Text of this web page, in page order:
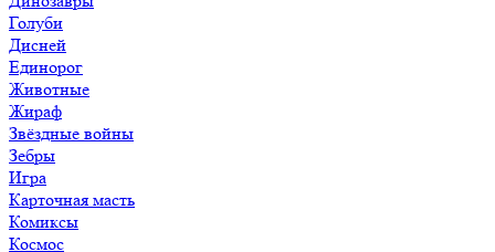
Голуби
Дисней
Единорог
Животные
Жираф
Звёздные войны
Зебры
Игра
Карточная масть
Комиксы
Космос